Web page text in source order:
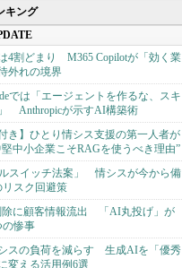
キング
4割どまり M365 Copilotが「効く業
外れの境界
では「エージェントを作るな、スキ
Anthropicが示すAI構築術
き】ひとり情シス支援の第一人者が
中小企業こそRAGを使うべき理由”
スイッチ法案」 情シスが今から備
リスク回避策
除に顧客情報流出 「AI丸投げ」が
の惨事
スの負荷を減らす 生成AIを「優秀
変える活用例6選